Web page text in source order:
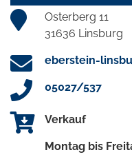
Osterberg 11
31636 Linsburg
eberstein-
05027/537
Verkauf
Montag bis